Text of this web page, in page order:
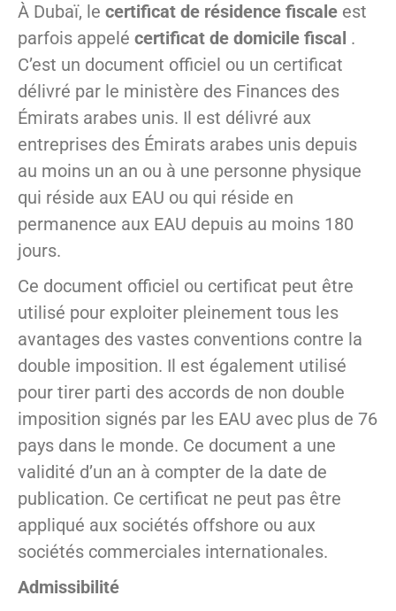
À Dubaï, le certificat de résidence fiscale est
parfois appelé certificat de domicile fiscal .
C’est un document officiel ou un certificat
délivré par le ministère des Finances des
Émirats arabes unis. Il est délivré aux
entreprises des Émirats arabes unis depuis
au moins un an ou à une personne physique
qui réside aux EAU ou qui réside en
permanence aux EAU depuis au moins 180
jours.
Ce document officiel ou certificat peut être
utilisé pour exploiter pleinement tous les
avantages des vastes conventions contre la
double imposition. Il est également utilisé
pour tirer parti des accords de non double
imposition signés par les EAU avec plus de 76
pays dans le monde. Ce document a une
validité d’un an à compter de la date de
publication. Ce certificat ne peut pas être
appliqué aux sociétés offshore ou aux
sociétés commerciales internationales.
Admissibilité